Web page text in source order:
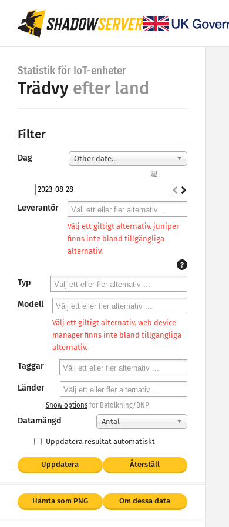
Statistik för IoT-enheter
Trädvy efter land
Filter
Dag Other date...
📆
Leverantör
Välj ett giltigt alternativ. juniper
finns inte bland tillgängliga
alternativ.
?
Typ
Modell
Välj ett giltigt alternativ. web device
manager finns inte bland tillgängliga
alternativ.
Taggar
Länder
Show optionsfor Befolkning/BNP
Datamängd Antal
Uppdatera resultat automatiskt
Uppdatera Återställ
Hämta som PNG Om dessa data